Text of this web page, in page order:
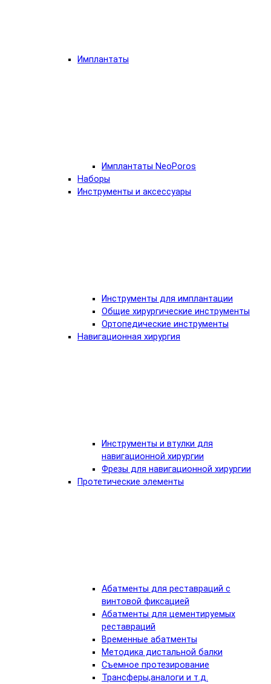
Имплантаты
Имплантаты NeoPoros
Наборы
Инструменты и аксессуары
Инструменты для имплантации
Общие хирургические инструменты
Ортопедические инструменты
Навигационная хирургия
Инструменты и втулки для
навигационной хирургии
Фрезы для навигационной хирургии
Протетические элементы
Абатменты для реставраций с
винтовой фиксацией
Абатменты для цементируемых
реставраций
Временные абатменты
Методика дистальной балки
Съемное протезирование
Трансферы,аналоги и т.д.